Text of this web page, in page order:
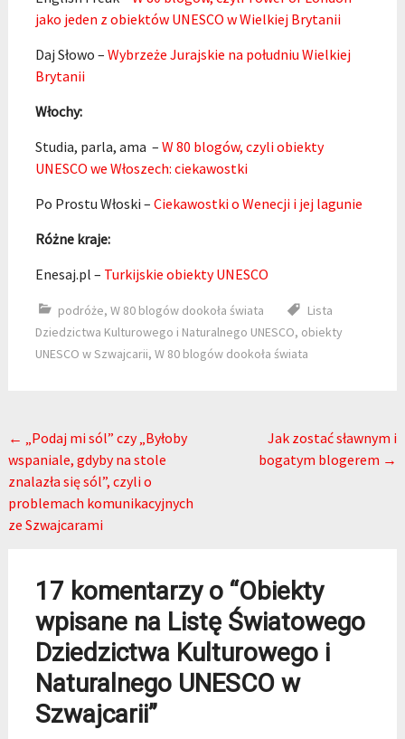
jako jeden z obiektów UNESCO w Wielkiej Brytanii
Daj Słowo – Wybrzeże Jurajskie na południu Wielkiej
Brytanii
Włochy:
Studia, parla, ama – W 80 blogów, czyli obiekty
UNESCO we Włoszech: ciekawostki
Po Prostu Włoski – Ciekawostki o Wenecji i jej lagunie
Różne kraje:
Enesaj.pl – Turkijskie obiekty UNESCO
podróże, W 80 blogów dookoła świata
Lista
Dziedzictwa Kulturowego i Naturalnego UNESCO, obiekty
UNESCO w Szwajcarii, W 80 blogów dookoła świata
Post navigation
← „Podaj mi sól” czy „Byłoby
wspaniale, gdyby na stole
znalazła się sól”, czyli o
problemach komunikacyjnych
ze Szwajcarami
Jak zostać sławnym i
bogatym blogerem →
17 komentarzy o “Obiekty
wpisane na Listę Światowego
Dziedzictwa Kulturowego i
Naturalnego UNESCO w
Szwajcarii”